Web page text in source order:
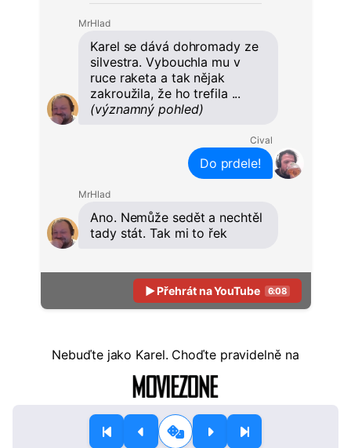
MrHlad
Karel se dává dohromady ze
silvestra. Vybouchla mu v
ruce raketa a tak nějak
zakroužila, že ho trefila ...
(významný pohled)
Cival
Do prdele!
MrHlad
Ano. Nemůže sedět a nechtěl
tady stát. Tak mi to řek
▶ Přehrát na YouTube 6:08
Nebuďtejako Karel. Choďte pravidelně na